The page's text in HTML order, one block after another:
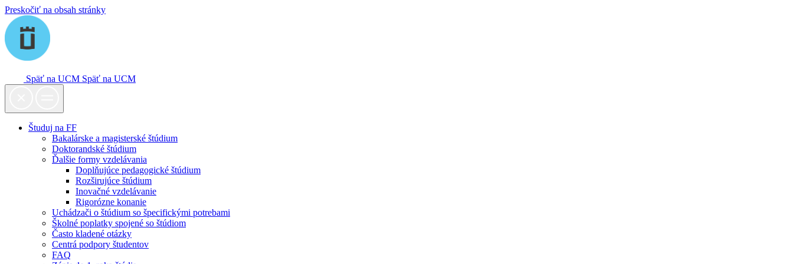
Preskočiť na obsah stránky
Späť na UCM Späť na UCM
Študuj na FF
Bakalárske a magisterské štúdium
Doktorandské štúdium
Ďalšie formy vzdelávania
Doplňujúce pedagogické štúdium
Rozširujúce štúdium
Inovačné vzdelávanie
Rigorózne konanie
Uchádzači o štúdium so špecifickými potrebami
Školné poplatky spojené so štúdiom
Často kladené otázky
Centrá podpory študentov
FAQ